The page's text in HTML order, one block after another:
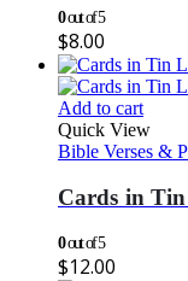
0out of 5
$8.00
Add to cart
Quick View
Bible Verses &
Cards in
0out of 5
$12.00